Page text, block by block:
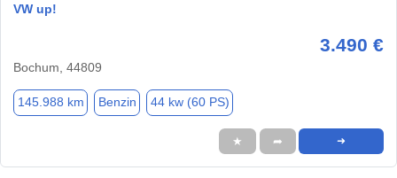
VW up!
3.490 €
Bochum, 44809
145.988 km Benzin 44 kw (60 PS)
★ ➦ ➜